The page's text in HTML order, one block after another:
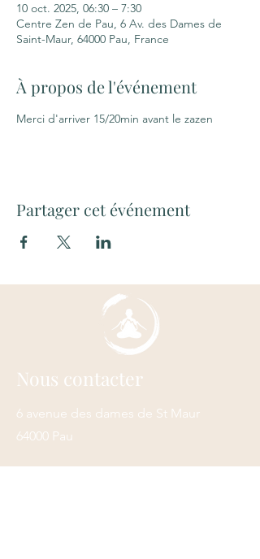
10 oct. 2025, 06:30 – 7:30
Centre Zen de Pau, 6 Av. des Dames de
Saint-Maur, 64000 Pau, France
À propos de l'événement
Merci d'arriver 15/20min avant le zazen
Partager cet événement
Nous contacter
6 avenue des dames de St Maur
64000 Pau